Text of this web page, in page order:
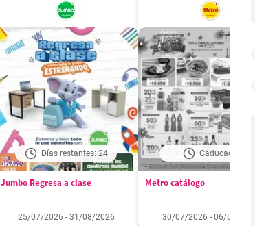
Días restantes: 24
Jumbo Regresa a clase
25/07/2026 - 31/08/2026
Caducado
Metro catálogo
30/07/2026 - 06/08/2026